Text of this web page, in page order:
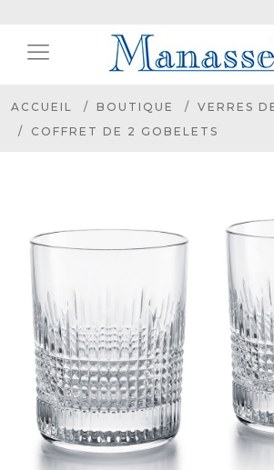
ACCUEIL BOUTIQUE
VERRES
COFFRET DE 2 GOBELETS